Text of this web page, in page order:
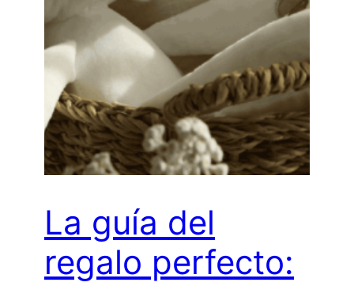
La guía del
regalo perfecto: